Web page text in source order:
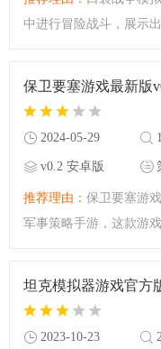
中进行冒险战斗，展示
保卫要塞游戏最新版
2024-05-29
v0.2 安卓版
推荐理由： 保卫要塞游
军事策略手游，这款游
以体验，是您掌上军事
坦克模拟器游戏官方
2023-10-23